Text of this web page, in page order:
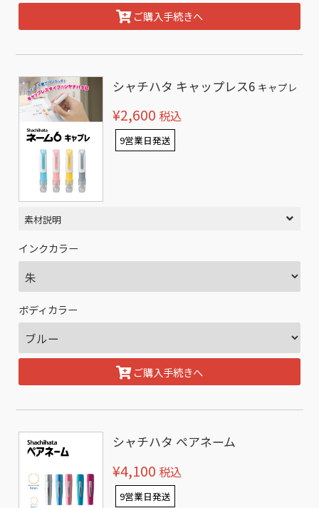
ご購入手続きへ
シャチハタ キャップレス6 キャプレ
¥2,600 税込
9営業日発送
素材説明
インクカラー
ボディカラー
ご購入手続きへ
シャチハタ ペアネーム
¥4,100 税込
9営業日発送